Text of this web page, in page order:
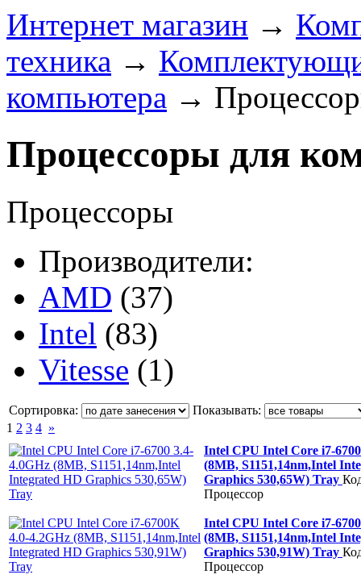
Интернет магазин →
техника →
компьютера →
Процессоры для
Процессоры
Производители:
AMD (37)
Intel (83)
Vitesse (1)
Сортировка:
Показывать:
1 2 3 4 »
Intel CPU Intel Core i7-
(8MB, S1151,14nm,Intel
Graphics 530,65W) Tray
Процессор
Intel CPU Intel Core i7-
(8MB, S1151,14nm,Intel
Graphics 530,91W) Tray
Процессор